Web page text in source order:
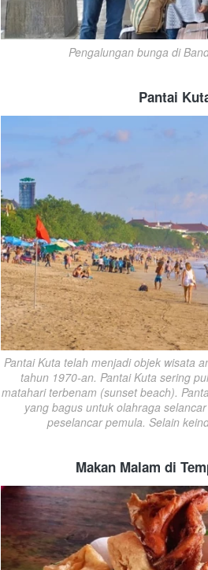
Pengalungan bunga di
Pantai
Pantai Kuta telah menjadi objek wisata
tahun 1970-an. Pantai Kuta sering
matahari terbenam (sunset beach).
yang bagus untuk olahraga
peselancar pemula. Selain
Makan Malam di